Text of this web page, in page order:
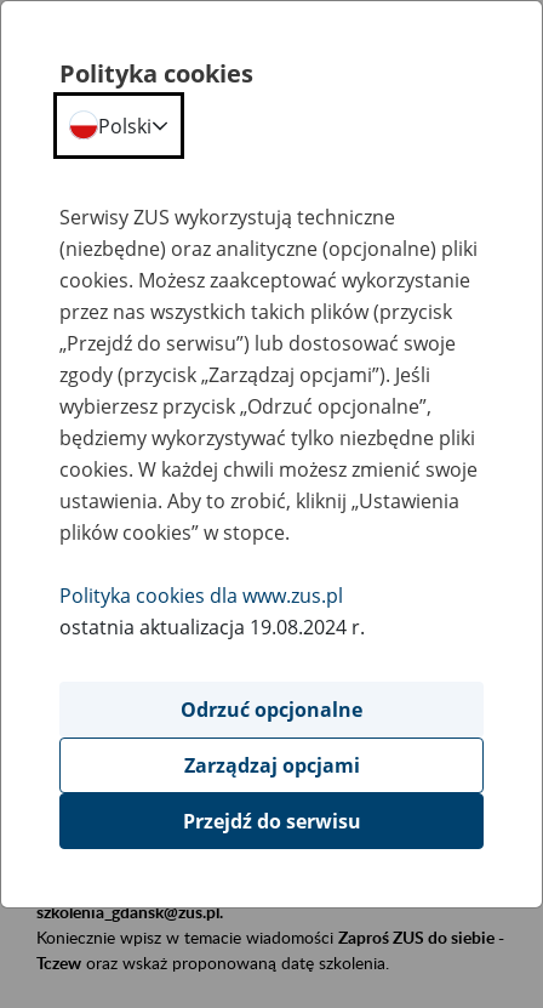
Szkolenia
Zaproś ZUS do siebie: eZUS, wizyty
rezerwowane, e-wizyty, Aktywni 50+
Rodzaj wydarzenia
Szkolenia
Obszar merytoryczny
Płatnicy, ubezpieczeni, świadczeniobiorcy
Opis wydarzenia
Szkolenie stacjonarne w siedzibie firmy, instytucji, urzędu.
szkolenia_gdansk@zus.pl.
Koniecznie wpisz w temacie wiadomości Zaproś ZUS do siebie -
Tczew oraz wskaż proponowaną datę szkolenia.
Polityka cookies
Polski
Serwisy ZUS wykorzystują techniczne
(niezbędne) oraz analityczne (opcjonalne) pliki
cookies. Możesz zaakceptować wykorzystanie
przez nas wszystkich takich plików (przycisk
„Przejdź do serwisu”) lub dostosować swoje
zgody (przycisk „Zarządzaj opcjami”). Jeśli
wybierzesz przycisk „Odrzuć opcjonalne”,
będziemy wykorzystywać tylko niezbędne pliki
cookies. W każdej chwili możesz zmienić swoje
ustawienia. Aby to zrobić, kliknij „Ustawienia
plików cookies” w stopce.
Polityka cookies dla www.zus.pl
ostatnia aktualizacja 19.08.2024 r.
Odrzuć opcjonalne
Zarządzaj opcjami
Przejdź do serwisu